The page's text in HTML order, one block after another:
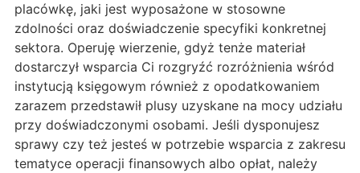
placówkę, jaki jest wyposażone w stosowne
zdolności oraz doświadczenie specyfiki konkretnej
sektora. Operuję wierzenie, gdyż tenże materiał
dostarczył wsparcia Ci rozgryźć rozróżnienia wśród
instytucją księgowym również z opodatkowaniem
zarazem przedstawił plusy uzyskane na mocy udziału
przy doświadczonymi osobami. Jeśli dysponujesz
sprawy czy też jesteś w potrzebie wsparcia z zakresu
tematyce operacji finansowych albo opłat, należy